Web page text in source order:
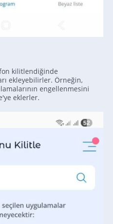
kilitlendiğinde
ekleyebilirler. Örneğin,
engellenmesini
eklerler.